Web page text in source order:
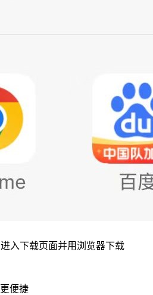
入下载页面并用浏览器下载
便捷